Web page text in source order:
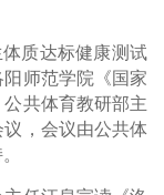
体质达标健康测试
阳师范学院 《国家
公共体育教研部主
议，会议由公共体